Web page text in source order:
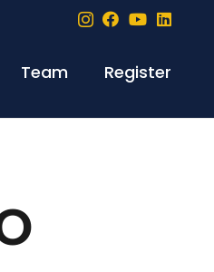
Team Register